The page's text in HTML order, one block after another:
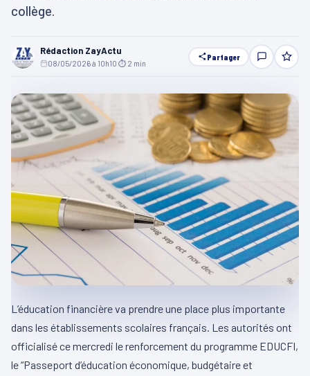
collège.
Rédaction ZayActu
08/05/2026 à 10h10 ⏱ 2 min
Partager
L’éducation financière va prendre une place plus importante
dans les établissements scolaires français. Les autorités ont
officialisé ce mercredi le renforcement du programme EDUCFI,
le “Passeport d’éducation économique, budgétaire et